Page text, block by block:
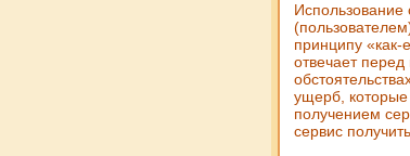
Использование
принципу «как-
отвечает перед
ущерб, которые
получением
сервис получить.